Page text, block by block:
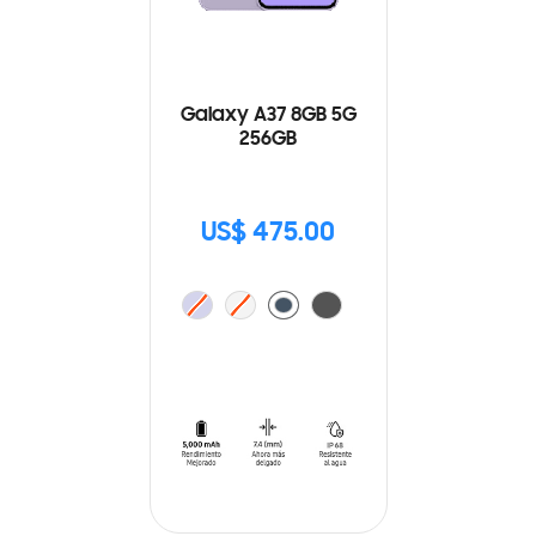
Galaxy A37 8GB 5G
256GB
US$ 475.00